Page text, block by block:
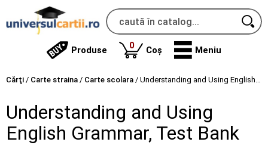
Produse 0produse
Coș Meniu
Cărţi / Carte straina / Carte scolara / Understanding and Using English Grammar, Test Bank
Understanding and Using
English Grammar, Test Bank